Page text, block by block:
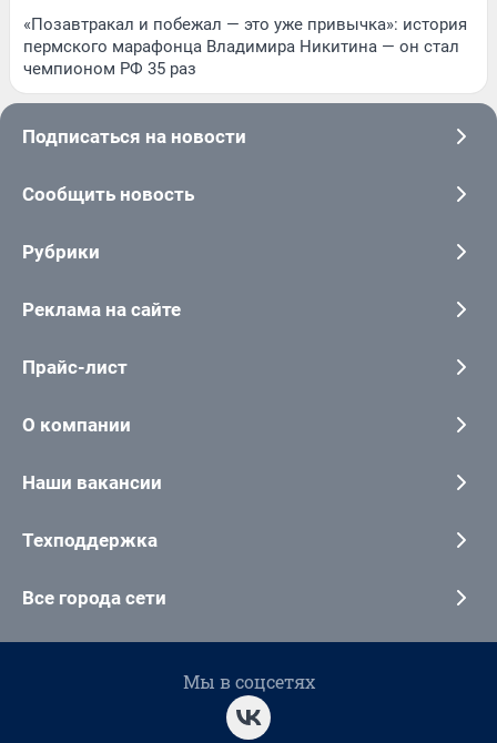
«Позавтракал и побежал — это уже привычка»: история
пермского марафонца Владимира Никитина — он стал
чемпионом РФ 35 раз
Подписаться на новости
Сообщить новость
Рубрики
Реклама на сайте
Прайс-лист
О компании
Наши вакансии
Техподдержка
Все города сети
Мы в соцсетях